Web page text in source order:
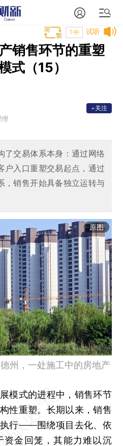
试听
T中
销售环节的重塑
式（15）
理
+关注
了交易体系本身：通过网络
户入口重塑交易起点，通过
，销售开始具备独立运转与
原图
州，一处施工中的房地产
式的进程中，销售环节
性重塑。长期以来，销售
行——围绕项目去化、依
资金回笼，其能力难以沉